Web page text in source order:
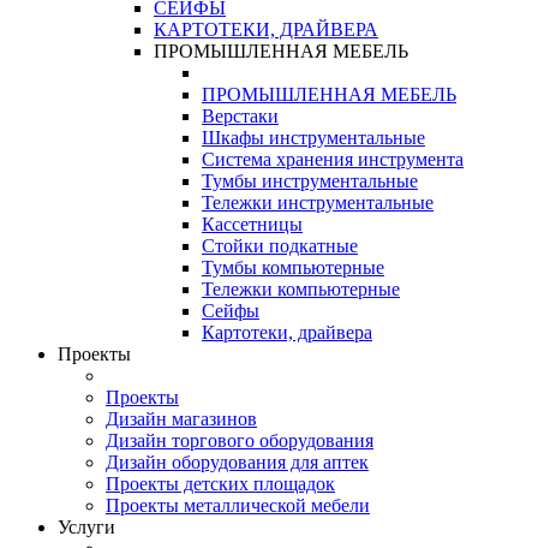
СЕЙФЫ
КАРТОТЕКИ, ДРАЙВЕРА
ПРОМЫШЛЕННАЯ МЕБЕЛЬ
ПРОМЫШЛЕННАЯ МЕБЕЛЬ
Верстаки
Шкафы инструментальные
Система хранения инструмента
Тумбы инструментальные
Тележки инструментальные
Кассетницы
Стойки подкатные
Тумбы компьютерные
Тележки компьютерные
Сейфы
Картотеки, драйвера
Проекты
Проекты
Дизайн магазинов
Дизайн торгового оборудования
Дизайн оборудования для аптек
Проекты детских площадок
Проекты металлической мебели
Услуги